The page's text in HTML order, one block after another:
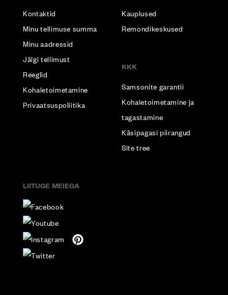
Kontaktid
Minu tellimuse summa
Minu aadressid
Jälgi tellimust
Reeglid
Kohaletoimetamine
Privaatsuspoliitika
Kauplused
Remondikeskused
KKK
Samsonite garantii
Kohaletoimetamine ja
tagastamine
Käsipagasi piirangud
Site tree
LIITUGE MEIEGA